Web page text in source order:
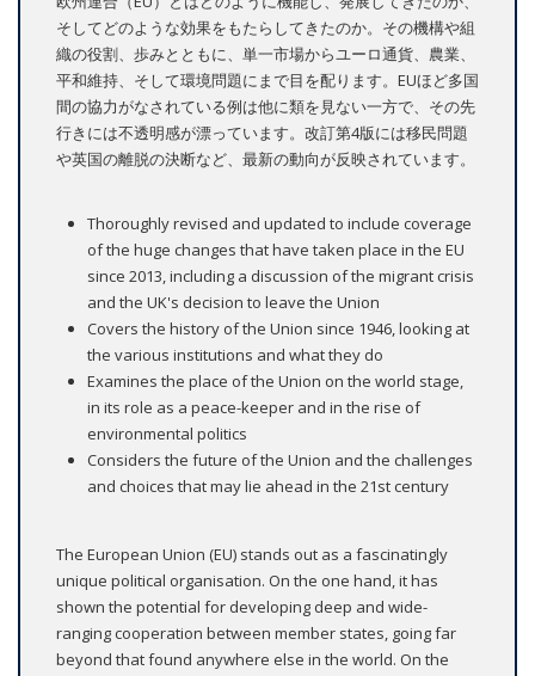
そしてどのような効果をもたらしてきたのか。その機構や組
織の役割、歩みとともに、単一市場からユーロ通貨、農業、
平和維持、そして環境問題にまで目を配ります。EUほど多国
間の協力がなされている例は他に類を見ない一方で、その先
行きには不透明感が漂っています。改訂第4版には移民問題
や英国の離脱の決断など、最新の動向が反映されています。
Thoroughly revised and updated to include coverage
of the huge changes that have taken place in the EU
since 2013, including a discussion of the migrant crisis
and the UK's decision to leave the Union
Covers the history of the Union since 1946, looking at
the various institutions and what they do
Examines the place of the Union on the world stage,
in its role as a peace-keeper and in the rise of
environmental politics
Considers the future of the Union and the challenges
and choices that may lie ahead in the 21st century
The European Union (EU) stands out as a fascinatingly
unique political organisation. On the one hand, it has
shown the potential for developing deep and wide-
ranging cooperation between member states, going far
beyond that found anywhere else in the world. On the